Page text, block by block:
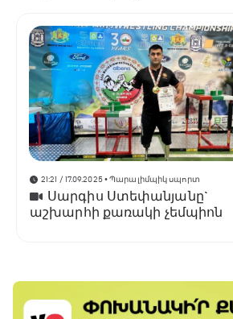
21:21 / 17.09.2025• Պարալիմպիկ սպորտ
Սարգիս Ստեփանյանը`
աշխարհի քառակի չեմպիոն